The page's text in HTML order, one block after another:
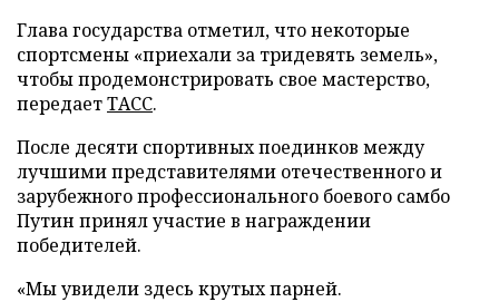
Глава государства отметил, что некоторые
спортсмены «приехали за тридевять земель»,
чтобы продемонстрировать свое мастерство,
передаетТАСС.
После десяти спортивных поединков между
лучшими представителями отечественного и
зарубежного профессионального боевого самбо
Путин принял участие в награждении
победителей.
«Мы увидели здесь крутых парней.